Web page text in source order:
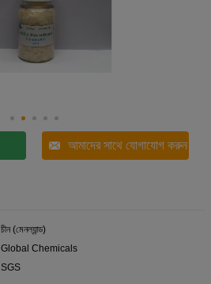
আমাদের সাথে যোগাযোগ করুন
চীন (মেনল্যান্ড)
Global Chemicals
SGS